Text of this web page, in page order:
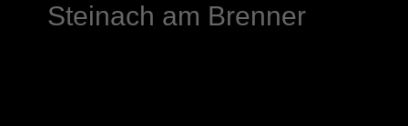
Steinach am Brenner